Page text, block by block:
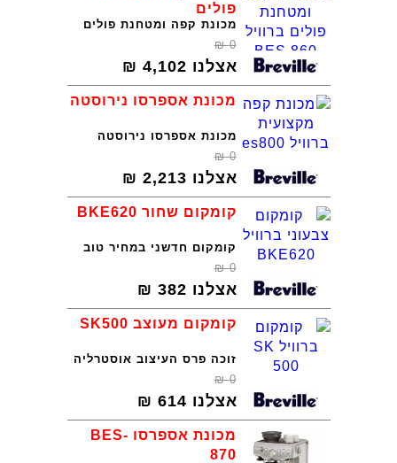
פולים
מכונת קפה ומטחנת פולים
0
₪
אצלנו 4,102
₪
מכונת אספרסו נירוסטה
מכונת אספרסו נירוסטה
0
₪
אצלנו 2,213
₪
קומקום שחור BKE620
קומקום חדשני במחיר טוב
0
₪
אצלנו 382
₪
קומקום מעוצב SK500
זוכה פרס העיצוב אוסטרליה
0
₪
אצלנו 614
₪
מכונת אספרסו BES-
870